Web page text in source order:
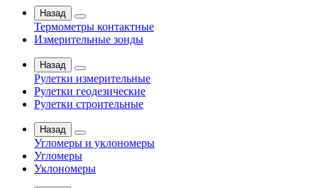
Назад
Термометры контактные
Измерительные зонды
Назад
Рулетки измерительные
Рулетки геодезические
Рулетки строительные
Назад
Угломеры и уклономеры
Угломеры
Уклономеры